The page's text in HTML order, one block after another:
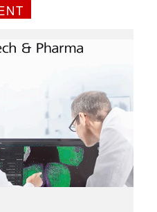
Newsletter